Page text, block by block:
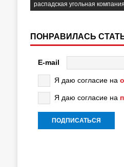
распадская угольная компания
ПОНРАВИЛАСЬ
E-mail
Я даю согласие на
Я даю согласие на